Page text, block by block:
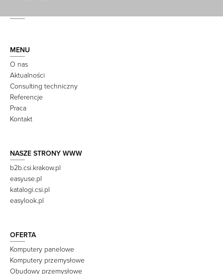
MENU
O nas
Aktualności
Consulting techniczny
Referencje
Praca
Kontakt
NASZE STRONY WWW
b2b.csi.krakow.pl
easyuse.pl
katalogi.csi.pl
easylook.pl
OFERTA
Komputery panelowe
Komputery przemysłowe
Obudowy przemysłowe